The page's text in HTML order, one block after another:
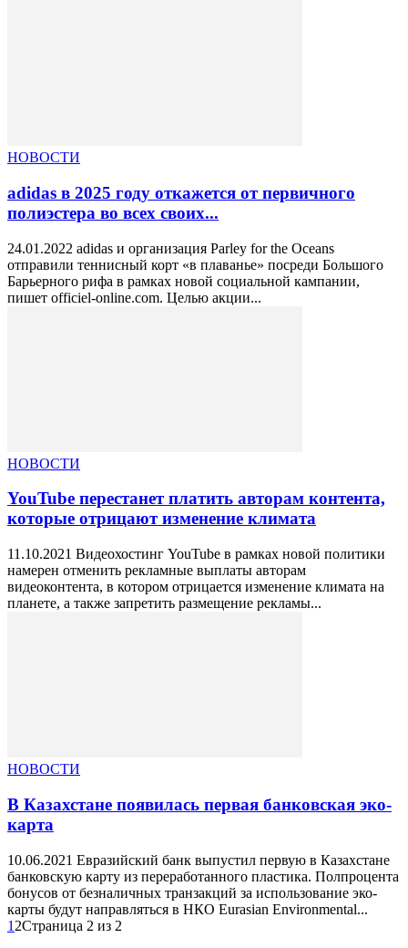
НОВОСТИ
adidas в 2025 году откажется от первичного
полиэстера во всех своих...
24.01.2022 аdidas и организация Parley for the Oceans
отправили теннисный корт «в плаванье» посреди Большого
Барьерного рифа в рамках новой социальной кампании,
пишет officiel-online.com. Целью акции...
НОВОСТИ
YouTube перестанет платить авторам контента,
которые отрицают изменение климата
11.10.2021 Видеохостинг YouTube в рамках новой политики
намерен отменить рекламные выплаты авторам
видеоконтента, в котором отрицается изменение климата на
планете, а также запретить размещение рекламы...
НОВОСТИ
В Казахстане появилась первая банковская эко-
карта
10.06.2021 Евразийский банк выпустил первую в Казахстане
банковскую карту из переработанного пластика. Полпроцента
бонусов от безналичных транзакций за использование эко-
карты будут направляться в НКО Eurasian Environmental...
1 2Страница 2 из 2